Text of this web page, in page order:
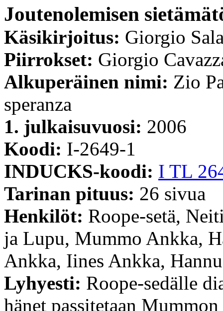
Joutenolemisen
Käsikirjoitus: Giorgio
Piirrokset: Giorgio
Alkuperäinen nimi: Zio
speranza
1. julkaisuvuosi: 2006
Koodi: I-2649-1
INDUCKS-koodi: I TL
Tarinan pituus: 26 sivua
Henkilöt: Roope-setä,
ja Lupu, Mummo Ankka,
Ankka, Iines Ankka,
Lyhyesti: Roope-sedälle
hänet passitetaan